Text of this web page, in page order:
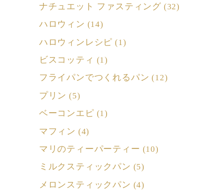
ナチュエット ファスティング (32)
ハロウィン (14)
ハロウィンレシピ (1)
ビスコッティ (1)
フライパンでつくれるパン (12)
プリン (5)
ベーコンエピ (1)
マフィン (4)
マリのティーパーティー (10)
ミルクスティックパン (5)
メロンスティックパン (4)